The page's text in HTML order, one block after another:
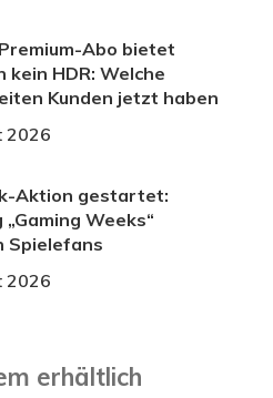
Abo bietet
kein HDR: Welche
Kunden jetzt haben
2026
Aktion gestartet:
„Gaming Weeks“
Spielefans
2026
erhältlich